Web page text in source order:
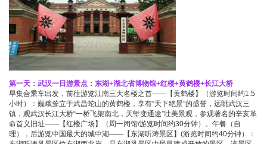
第一天：武汉一日游景点：东湖+湖北省博物馆+红楼+黄鹤楼+长江大桥
早集合乘车出发，前往游览江南三大名楼之首——【黄鹤楼】（游览时间约1.5
小时）：巍峨耸立于武昌蛇山的黄鹤楼，享有“天下绝景”的盛誉，远眺武汉三
镇，观武汉长江大桥“一桥飞架南北，天堑变通途”壮美景观，参观著名的辛亥革
命首义旧址——【红楼广场】（周一闭馆/游览时间约30分钟）。午餐（自
理），后游览中国最大的城中湖——【东湖听涛景区】(游览时间约40分钟）：